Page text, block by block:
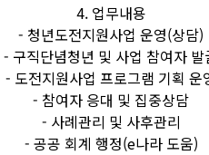
4. 업무내용
- 청년도전지원사업 운영(상담)
- 구직단념청년 및 사업 참여자 발
- 도전지원사업 프로그램 기획 운
- 참여자 응대 및 집중상담
- 사례관리 및 사후관리
- 공공 회계 행정(e나라 도움)